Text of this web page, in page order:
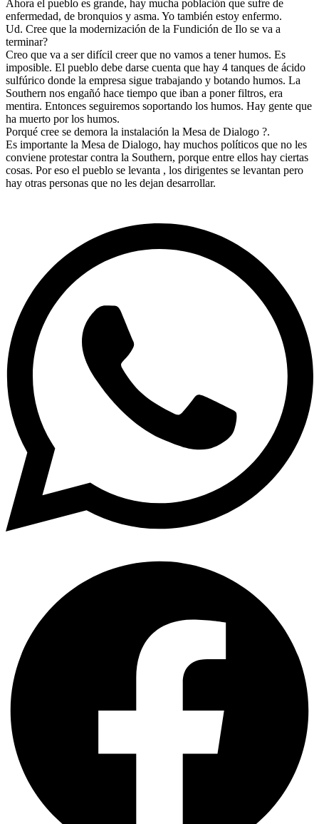
Ahora el pueblo es grande, hay mucha población que sufre de
enfermedad, de bronquios y asma. Yo también estoy enfermo.
Ud. Cree que la modernización de la Fundición de Ilo se va a
terminar?
Creo que va a ser difícil creer que no vamos a tener humos. Es
imposible. El pueblo debe darse cuenta que hay 4 tanques de ácido
sulfúrico donde la empresa sigue trabajando y botando humos. La
Southern nos engañó hace tiempo que iban a poner filtros, era
mentira. Entonces seguiremos soportando los humos. Hay gente que
ha muerto por los humos.
Porqué cree se demora la instalación la Mesa de Dialogo ?.
Es importante la Mesa de Dialogo, hay muchos políticos que no les
conviene protestar contra la Southern, porque entre ellos hay ciertas
cosas. Por eso el pueblo se levanta , los dirigentes se levantan pero
hay otras personas que no les dejan desarrollar.